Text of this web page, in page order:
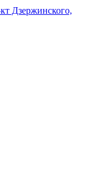
Дзержинского,